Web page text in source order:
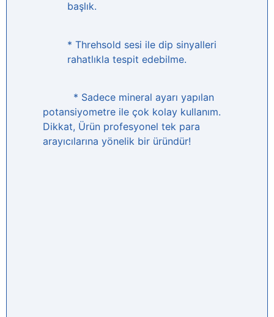
başlık.
* Threhsold sesi ile dip sinyalleri
rahatlıkla tespit edebilme.
* Sadece mineral ayarı yapılan
potansiyometre ile çok kolay kullanım.
Dikkat, Ürün profesyonel tek para
arayıcılarına yönelik bir üründür!